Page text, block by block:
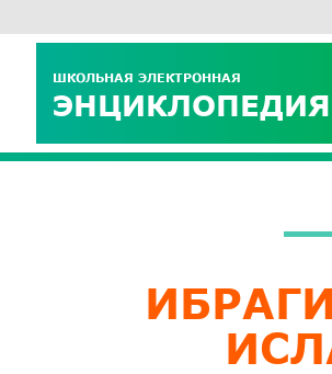
ШКОЛЬНАЯ ЭЛЕКТРОННАЯ
ЭНЦИКЛОПЕДИЯ